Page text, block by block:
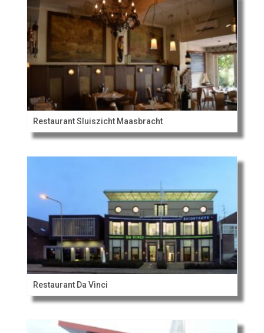
Restaurant Sluiszicht Maasbracht
Restaurant Da Vinci